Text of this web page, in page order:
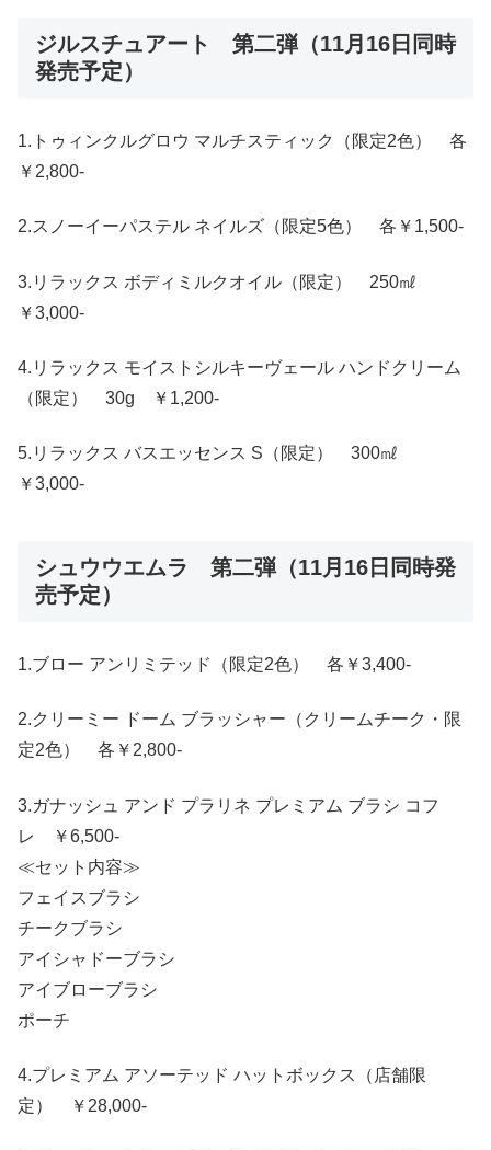
ジルスチュアート 第二弾（11月16日同時
発売予定）
1.トゥィンクルグロウ マルチスティック（限定2色） 各
￥2,800-
2.スノーイーパステル ネイルズ（限定5色） 各￥1,500-
3.リラックス ボディミルクオイル（限定） 250㎖
￥3,000-
4.リラックス モイストシルキーヴェール ハンドクリーム
（限定） 30g ￥1,200-
5.リラックス バスエッセンス S（限定） 300㎖
￥3,000-
シュウウエムラ 第二弾（11月16日同時発
売予定）
1.ブロー アンリミテッド（限定2色） 各￥3,400-
2.クリーミー ドーム ブラッシャー（クリームチーク・限
定2色） 各￥2,800-
3.ガナッシュ アンド プラリネ プレミアム ブラシ コフ
レ ￥6,500-
≪セット内容≫
フェイスブラシ
チークブラシ
アイシャドーブラシ
アイブローブラシ
ポーチ
4.プレミアム アソーテッド ハットボックス（店舗限
定） ￥28,000-